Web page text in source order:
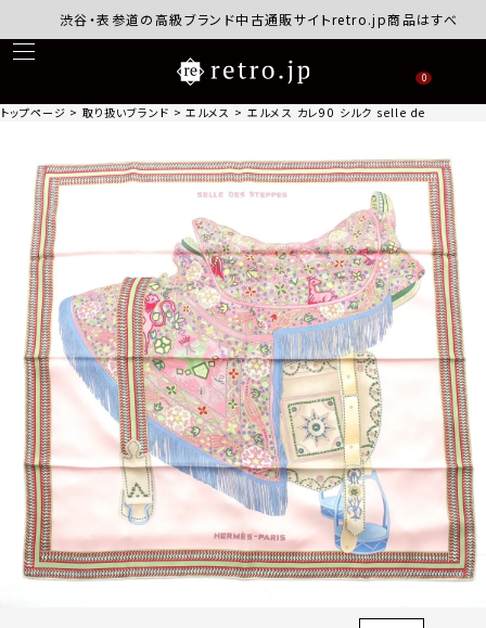
渋谷・表参道の高級ブランド中古通販サイトretro.jp商品はすべて正規品
0
トップページ 取り扱いブランド エルメス エルメス カレ90 シルク selle des steppes